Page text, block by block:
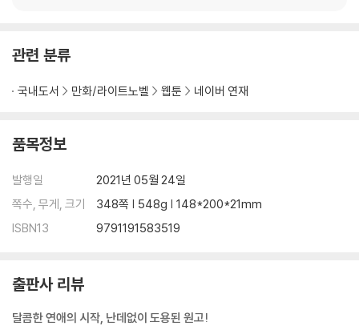
관련 분류
국내도서 만화/라이트노벨 웹툰 네이버 연재
품목정보
발행일
2021년 05월 24일
쪽수, 무게, 크기
348쪽 | 548g | 148*200*21mm
ISBN13
9791191583519
출판사 리뷰
달콤한 연애의 시작, 난데없이 도용된 원고!